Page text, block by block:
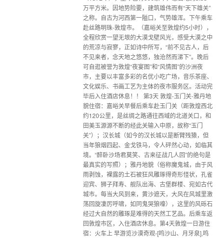
万平方米。因地势险要，建筑雄伟而有“天下雄关”
之称。自古为河西第一隘口，气势雄浑。下午乘车
赴丝路明珠-敦煌市。（嘉峪关至敦煌约5小时），
全程欣赏一望无垠的大漠戈壁风光，感受大漠之中
的荒凉与寂寥，正如诗中所写，“前不见古人，后
不见来者，念天地之悠悠，独沧然而涕下”。晚后
可自逛被誉为敦煌“夜宴图”和“风情图”的沙洲夜
市，主要以丰富多彩的名优小吃广场，音乐茶座、
文化娱乐、书画工艺为主体的夜市服务区。活动完
毕后入住酒店休息！！ 第3天 敦煌-玉门关-雅丹地
貌住宿：嘉峪关早餐后乘车赴玉门关（距敦煌西北
约120公里，是丝绸之路通往西域的北道关口，和
田美玉源源不断的经此关输入中原，故称“玉门
关”）；汉长城（如今的汉长城以是断臂残猿，但
当年狼烟四起、金戈铁马，令人砰然心动，如临其
境。“醉卧沙场君莫笑、古来征战几人回”的绝句是
最真实的写照）；雅丹地貌（俗称魔鬼城，由于风
雨剥蚀，裸露的土石被狂风雕琢得奇形怪状，孔雀
迎宾、狮子拜寿、舰队出海、古堡群楼、宛如古代
城市。每当大风到来，黄沙遮天，大风在风城里激
荡回旋凄厉呼啸，如同鬼哭狼嚎），这里的风砾石
经过大自然的雕琢是难得的天然工艺品。后乘车返
回敦煌市区，入住酒店休息。第4天敦煌一日游住
宿：火车上 早游览沙漠奇观-[鸣沙山、月牙泉],鸣